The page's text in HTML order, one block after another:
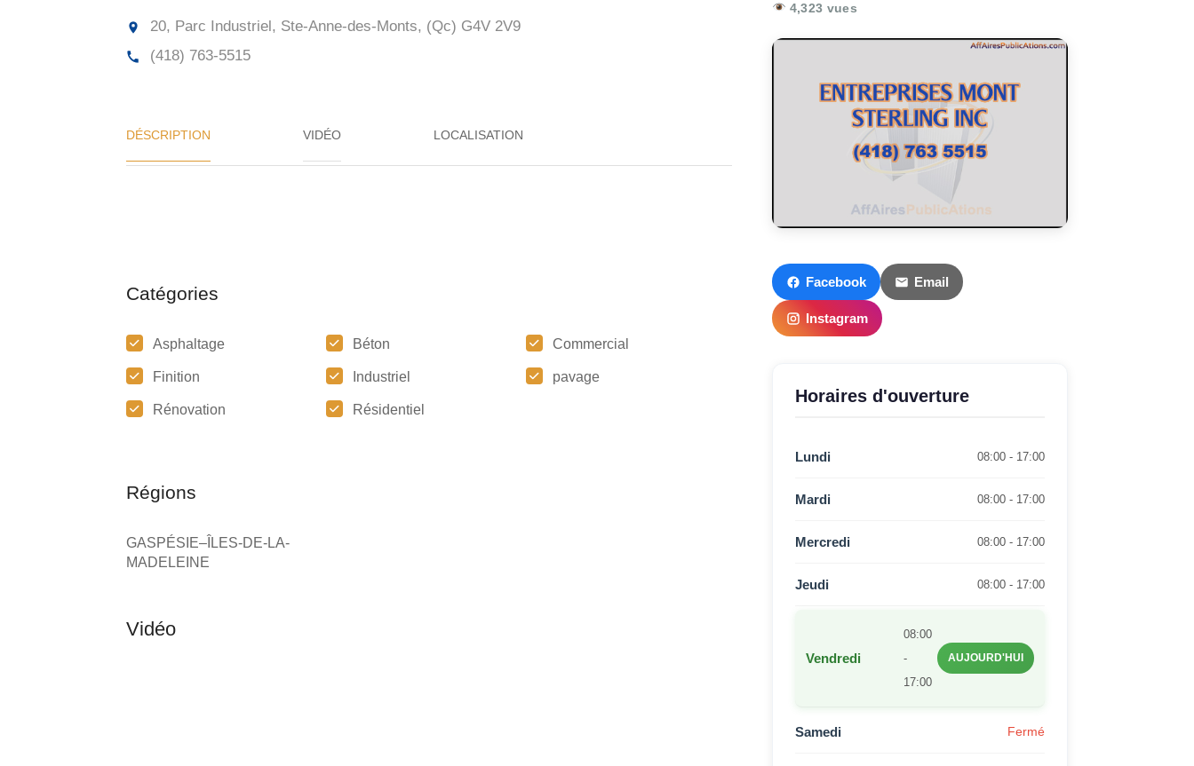
20, Parc Industriel, Ste-Anne-des-Monts, (Qc) G4V 2V9
(418) 763-5515
DÉSCRIPTION VIDÉO
Catégories
Asphaltage Béton Commercial
Finition Industriel pavage
Rénovation Résidentiel
Régions
GASPÉSIE–ÎLES-DE-LA-
MADELEINE
4,323 vues
Facebook Email
Instagram
Horaires d'ouverture
Lundi 08:00 - 17:00
Mardi 08:00 - 17:00
Mercredi 08:00 - 17:00
Jeudi 08:00 - 17:00
Vendredi
08:00
-
17:00
AUJOURD'HUI
Samedi Fermé